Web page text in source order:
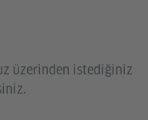
üzerinden istediğiniz